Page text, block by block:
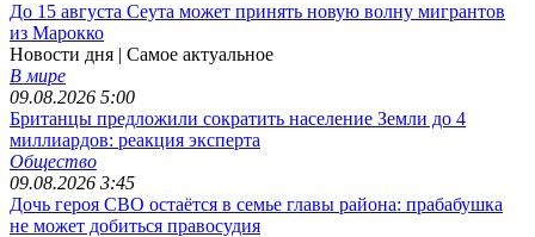
До 15 августа Сеута может принять новую волну мигрантов
из Марокко
Новости дня | Самое актуальное
В мире
09.08.2026 5:00
Британцы предложили сократить население Земли до 4
миллиардов: реакция эксперта
Общество
09.08.2026 3:45
Дочь героя СВО остаётся в семье главы района: прабабушка
не может добиться правосудия